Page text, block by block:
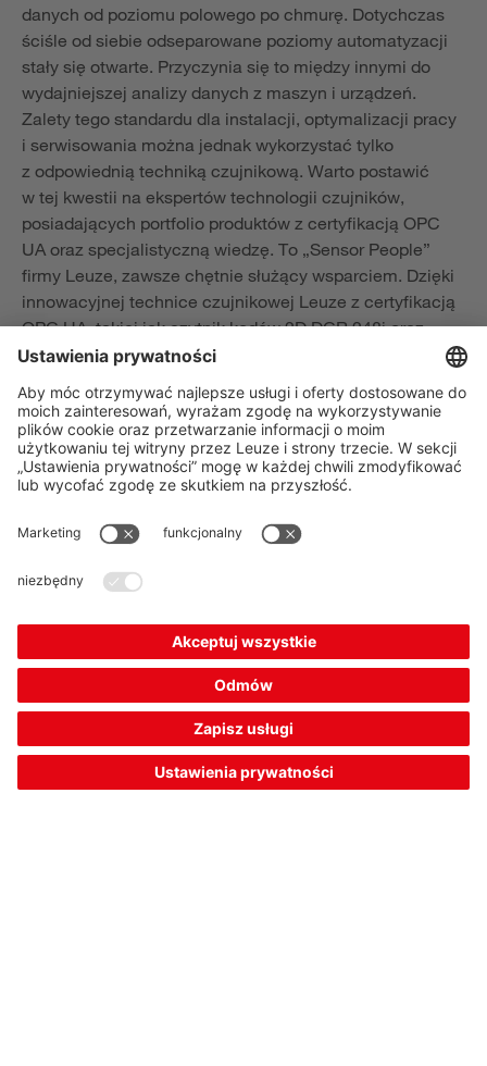
danych od poziomu polowego po chmurę. Dotychczas
ściśle od siebie odseparowane poziomy automatyzacji
stały się otwarte. Przyczynia się to między innymi do
wydajniejszej analizy danych z maszyn i urządzeń.
Zalety tego standardu dla instalacji, optymalizacji pracy
i serwisowania można jednak wykorzystać tylko
z odpowiednią techniką czujnikową. Warto postawić
w tej kwestii na ekspertów technologii czujników,
posiadających portfolio produktów z certyfikacją OPC
UA oraz specjalistyczną wiedzę. To „Sensor People”
firmy Leuze, zawsze chętnie służący wsparciem. Dzięki
innowacyjnej technice czujnikowej Leuze z certyfikacją
OPC UA, takiej jak czytnik kodów 2D DCR 248i oraz
czytnik kodów 1D BCL 348i, użytkownicy mogą
Również do kodów kreskowych 2D dostępne są skanery